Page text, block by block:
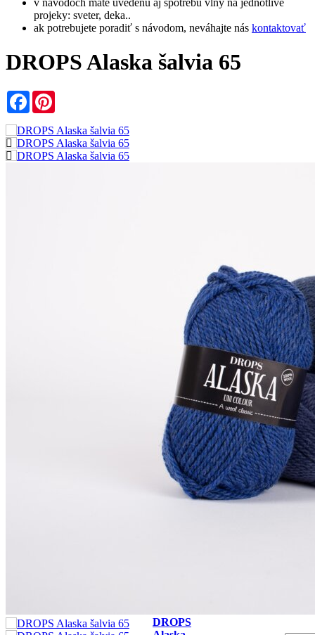
v návodoch máte uvedenú aj spotrebu vlny na jednotlivé
projeky: sveter, deka..
ak potrebujete poradiť s návodom, neváhajte nás kontaktovať
DROPS Alaska šalvia 65
Facebook
C (16 - 19 ok) / 10 ply / aran / worsted
50 g = cca 70 metrov
10 x 10 cm = 17 očiek x 22 riadkov
prať v rukách, max 30°C, vhodná na
Sklad Cena
Počet
DROPS
Alaska
perleťová
biela 69
kód: 101169
20 ks 55.90 Kč
ks
DROPS
DROPS